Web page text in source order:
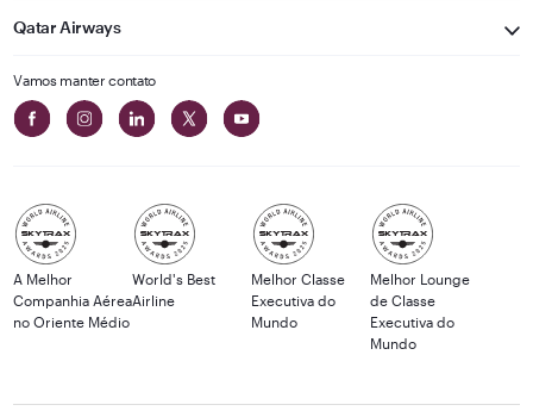
Qatar Airways
Vamos manter contato
A Melhor
Companhia Aérea
no Oriente Médio
World's Best
Airline
Melhor Classe
Executiva do
Mundo
Melhor Lounge
de Classe
Executiva do
Mundo